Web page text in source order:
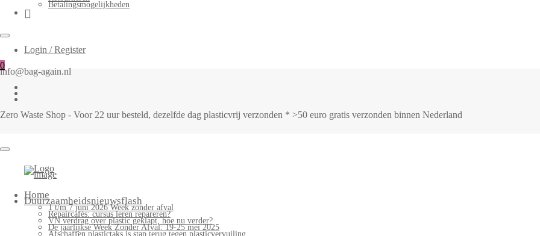
Betalingsmogelijkheden
Login / Register
0
info@bag-again.nl
Zero Waste Shop - Voor 22 uur besteld, dezelfde dag plasticvrij verzonden * >50 euro gratis verzonden binnen Nederland
Home
Duurzaamheidsnieuwsflash
1 t/m 7 juni 2026 Week zonder afval
Repaircafés: cursus leren repareren?
VN verdrag over plastic geklapt, hoe nu verder?
De jaarlijkse Week Zonder Afval: 19-25 mei 2025
Afschaffen plastictaks is stap terug tegen plasticvervuiling